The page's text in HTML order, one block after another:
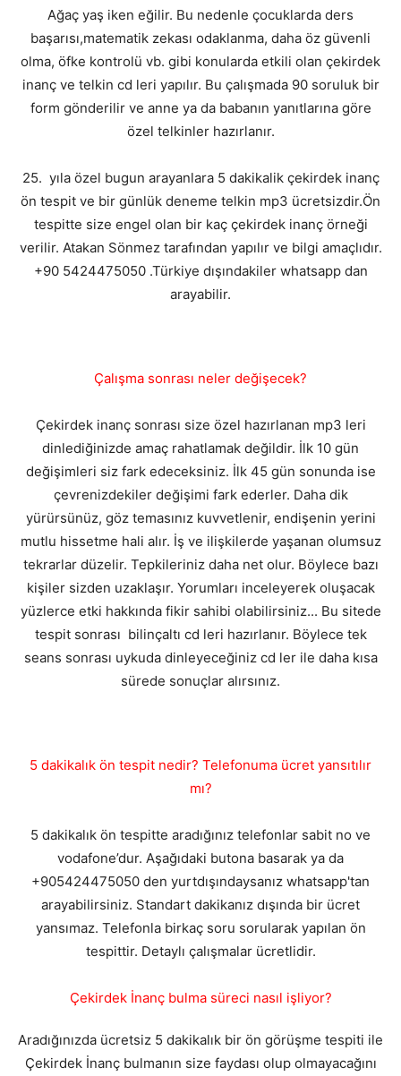
Ağaç yaş iken eğilir. Bu nedenle çocuklarda ders
başarısı,matematik zekası odaklanma, daha öz güvenli
olma, öfke kontrolü vb. gibi konularda etkili olan çekirdek
inanç ve telkin cd leri yapılır. Bu çalışmada 90 soruluk bir
form gönderilir ve anne ya da babanın yanıtlarına göre
özel telkinler hazırlanır.
25. yıla özel bugun arayanlara 5 dakikalik çekirdek inanç
ön tespit ve bir günlük deneme telkin mp3 ücretsizdir.Ön
tespitte size engel olan bir kaç çekirdek inanç örneği
verilir. Atakan Sönmez tarafından yapılır ve bilgi amaçlıdır.
+90 5424475050 .Türkiye dışındakiler whatsapp dan
arayabilir.
Çalışma sonrası neler değişecek?
Çekirdek inanç sonrası size özel hazırlanan mp3 leri
dinlediğinizde amaç rahatlamak değildir. İlk 10 gün
değişimleri siz fark edeceksiniz. İlk 45 gün sonunda ise
çevrenizdekiler değişimi fark ederler. Daha dik
yürürsünüz, göz temasınız kuvvetlenir, endişenin yerini
mutlu hissetme hali alır. İş ve ilişkilerde yaşanan olumsuz
tekrarlar düzelir. Tepkileriniz daha net olur. Böylece bazı
kişiler sizden uzaklaşır. Yorumları inceleyerek oluşacak
yüzlerce etki hakkında fikir sahibi olabilirsiniz... Bu sitede
tespit sonrası bilinçaltı cd leri hazırlanır. Böylece tek
seans sonrası uykuda dinleyeceğiniz cd ler ile daha kısa
sürede sonuçlar alırsınız.
5 dakikalık ön tespit nedir? Telefonuma ücret yansıtılır
mı?
5 dakikalık ön tespitte aradığınız telefonlar sabit no ve
vodafone’dur. Aşağıdaki butona basarak ya da
+905424475050 den yurtdışındaysanız whatsapp'tan
arayabilirsiniz. Standart dakikanız dışında bir ücret
yansımaz. Telefonla birkaç soru sorularak yapılan ön
tespittir. Detaylı çalışmalar ücretlidir.
Çekirdek İnanç bulma süreci nasıl işliyor?
Aradığınızda ücretsiz 5 dakikalık bir ön görüşme tespiti ile
Çekirdek İnanç bulmanın size faydası olup olmayacağını